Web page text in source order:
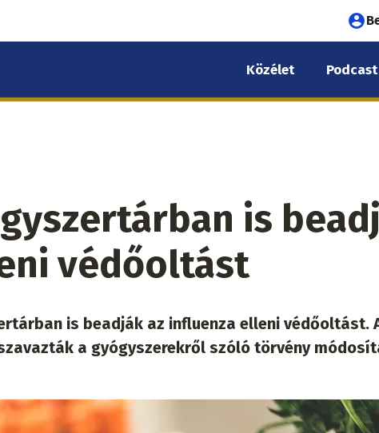
Közélet Podcast
is
védőoltást
is beadják az influenza elleni védőoltást.
a gyógyszerekről szóló törvény